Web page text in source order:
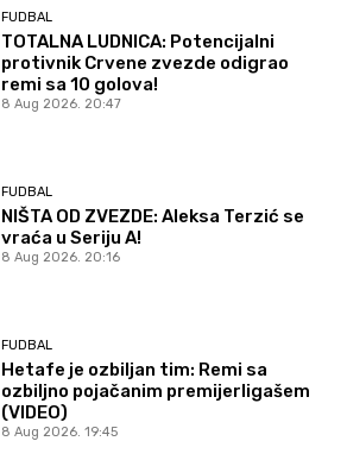
FUDBAL
TOTALNA LUDNICA: Potencijalni
protivnik Crvene zvezde odigrao
remi sa 10 golova!
8 Aug 2026. 20:47
FUDBAL
NIŠTA OD ZVEZDE: Aleksa Terzić se
vraća u Seriju A!
8 Aug 2026. 20:16
FUDBAL
Hetafe je ozbiljan tim: Remi sa
ozbiljno pojačanim premijerligašem
(VIDEO)
8 Aug 2026. 19:45